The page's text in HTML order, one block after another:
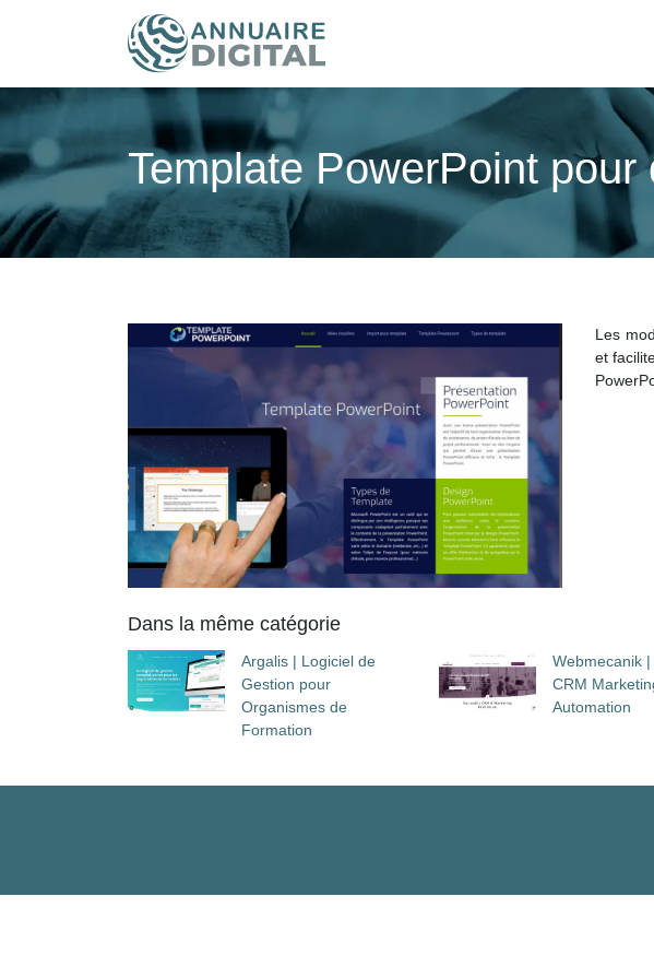
Template PowerPoint
Les
et
Dans la même catégorie
Argalis | Logiciel de
Gestion pour
Organismes de
Formation
Webmecanik
CRM
Automation